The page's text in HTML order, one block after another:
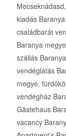
kiadás
családbarát
Baranya
szállás
vendéglátás
megye,
vendégház
Gästehaus
vacancy